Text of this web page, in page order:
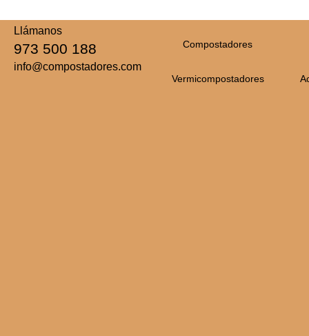
Llámanos
973 500 188
info@compostadores.com
Compostadores
Vermicompostadores